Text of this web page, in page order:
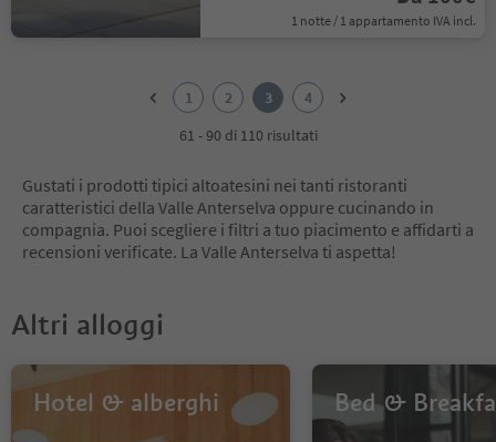
1 notte / 1 appartamento IVA incl.
1 2 3
4
61 - 90 di 110 risultati
Gustati i prodotti tipici altoatesini nei tanti ristoranti
caratteristici della Valle Anterselva oppure cucinando in
compagnia. Puoi scegliere i filtri a tuo piacimento e affidarti a
recensioni verificate. La Valle Anterselva ti aspetta!
Altri alloggi
Hotel & alberghi Bed &